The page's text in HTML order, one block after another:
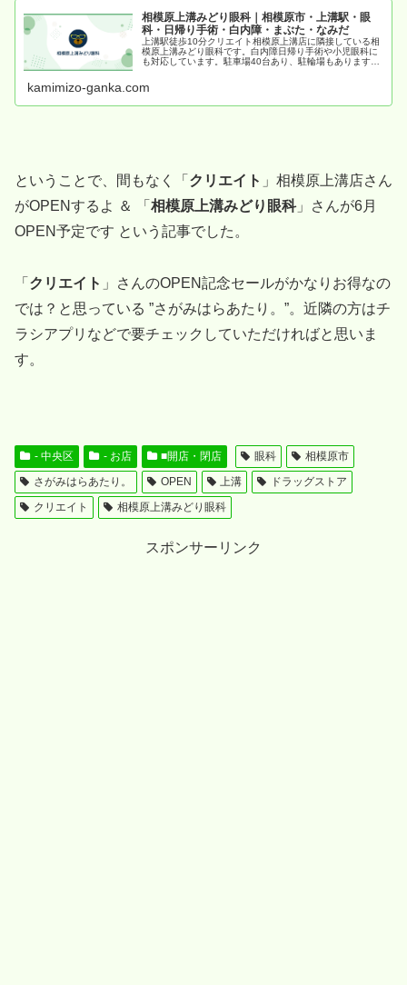
相模原上溝みどり眼科｜相模原市・上溝駅・眼
科・日帰り手術・白内障・まぶた・なみだ
上溝駅徒歩10分クリエイト相模原上溝店に隣接している相
模原上溝みどり眼科です。白内障日帰り手術や小児眼科に
も対応しています。駐車場40台あり、駐輪場もあります。
kamimizo-ganka.com
ということで、間もなく「 クリエイト 」相模原上溝店さん
がOPENするよ ＆ 「 相模原上溝みどり眼科」さんが6月
OPEN予定です という記事でした。
「 クリエイト 」さんのOPEN記念セールがかなりお得なの
では？と思っている ”さがみはらあたり。”。近隣の方はチ
ラシアプリなどで要チェックしていただければと思いま
す。
- 中央区 - お店 ■開店・閉店 眼科
相模原市
さがみはらあたり。
OPEN 上溝
ドラッグストア
クリエイト
相模原上溝みどり眼科
スポンサーリンク